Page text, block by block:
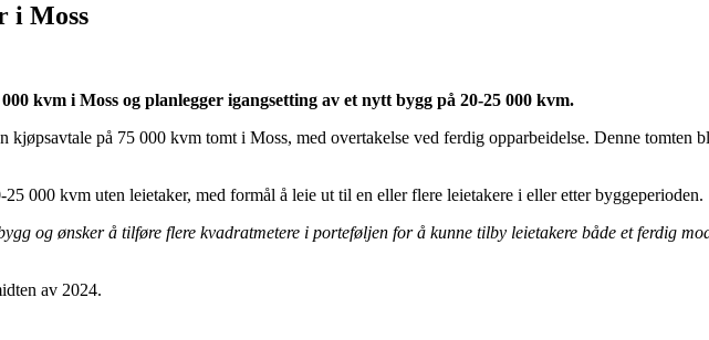
i Moss
kvm i Moss og planlegger igangsetting av et nytt bygg på 20-25 000 kvm.
kjøpsavtale på 75 000 kvm tomt i Moss, med overtakelse ved ferdig opparbeidelse. Denne tomten
000 kvm uten leietaker, med formål å leie ut til en eller flere leietakere i eller etter byggeperioden.
og ønsker å tilføre flere kvadratmetere i porteføljen for å kunne tilby leietakere både et ferdig
av 2024.